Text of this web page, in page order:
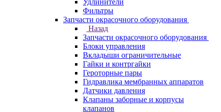
Удлинители
Фильтры
Запчасти окрасочного оборудования
Назад
Запчасти окрасочного оборудования
Блоки управления
Вкладыши ограничительные
Гайки и контргайки
Героторные пары
Гидравлика мембранных аппаратов
Датчики давления
Клапаны заборные и корпусы
клапанов